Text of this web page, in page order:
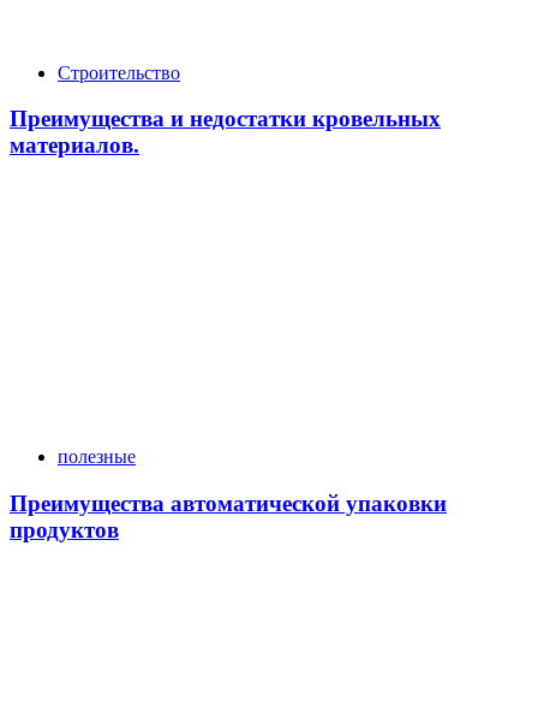
Строительство
Преимущества и недостатки кровельных
материалов.
полезные
Преимущества автоматической упаковки
продуктов